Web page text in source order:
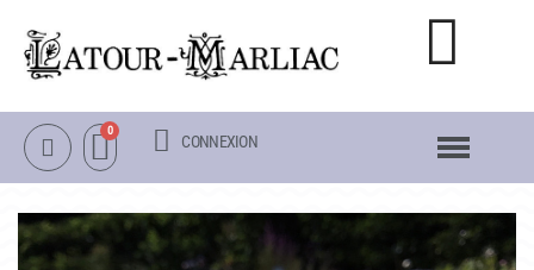
NOTRE CATALOGUE
NÉNUPHARS RUSTIQUES
NÉNUPHARS TROPICAUX
CONNEXION